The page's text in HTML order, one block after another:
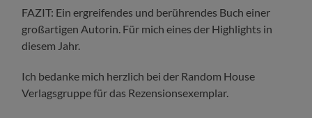
FAZIT: Ein ergreifendes und berührendes Buch einer
großartigen Autorin. Für mich eines der Highlights in
diesem Jahr.
Ich bedanke mich herzlich bei der Random House
Verlagsgruppe für das Rezensionsexemplar.